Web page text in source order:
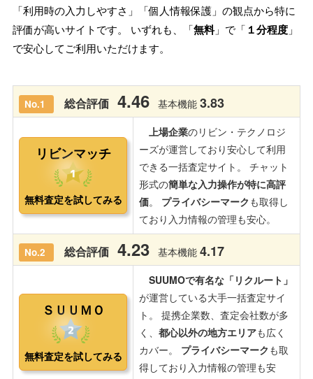
「利用時の入力しやすさ」「個人情報保護」の観点から特に
評価が高いサイトです。 いずれも、「無料」で「 １分程度 」
で安心してご利用いただけます。